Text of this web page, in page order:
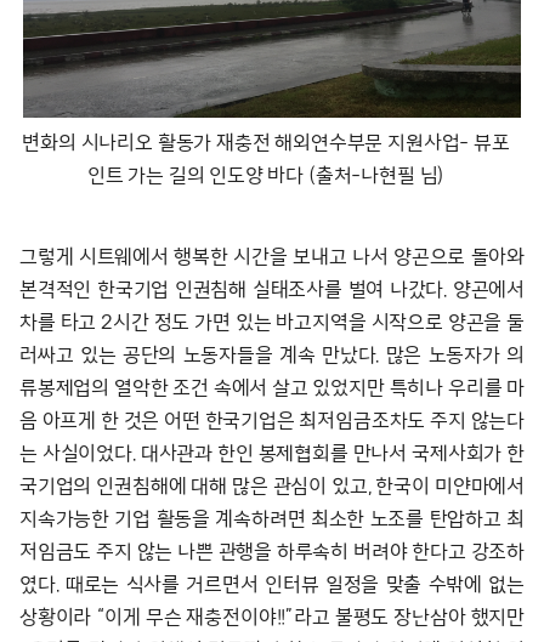
변화의 시나리오 활동가 재충전 해외연수부문 지원사업- 뷰포
인트 가는 길의 인도양 바다 (출처-나현필 님)
그렇게 시트웨에서 행복한 시간을 보내고 나서 양곤으로 돌아와
본격적인 한국기업 인권침해 실태조사를 벌여 나갔다. 양곤에서
차를 타고 2시간 정도 가면 있는 바고지역을 시작으로 양곤을 둘
러싸고 있는 공단의 노동자들을 계속 만났다. 많은 노동자가 의
류봉제업의 열악한 조건 속에서 살고 있었지만 특히나 우리를 마
음 아프게 한 것은 어떤 한국기업은 최저임금조차도 주지 않는다
는 사실이었다. 대사관과 한인 봉제협회를 만나서 국제사회가 한
국기업의 인권침해에 대해 많은 관심이 있고, 한국이 미얀마에서
지속가능한 기업 활동을 계속하려면 최소한 노조를 탄압하고 최
저임금도 주지 않는 나쁜 관행을 하루속히 버려야 한다고 강조하
였다. 때로는 식사를 거르면서 인터뷰 일정을 맞출 수밖에 없는
상황이라 “이게 무슨 재충전이야!!”라고 불평도 장난삼아 했지만